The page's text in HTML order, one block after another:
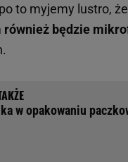
to myjemy lustro,
również będzie
w opakowaniu